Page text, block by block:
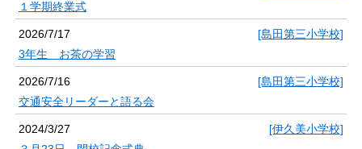
１学期終業式
2026/7/17
[島田第三小学校]
3年生 お茶の学習
2026/7/16
[島田第三小学校]
交通安全リーダーと語る会
2024/3/27
[伊久美小学校]